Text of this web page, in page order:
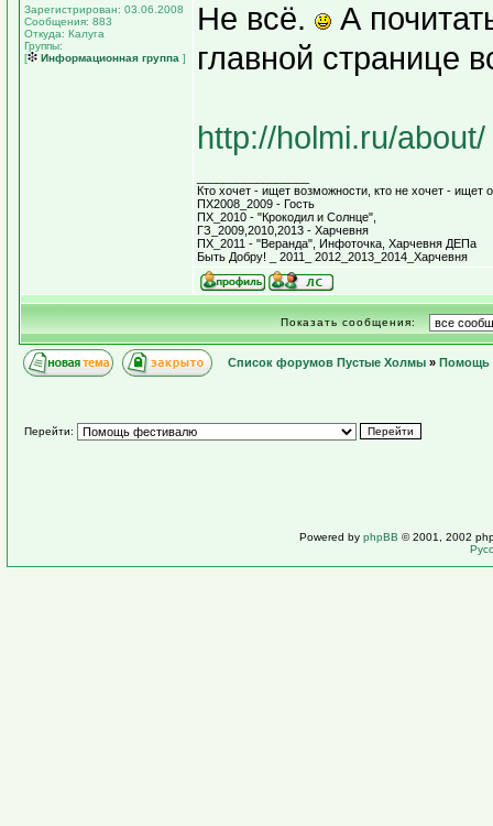
Зарегистрирован: 03.06.2008
Сообщения: 883
Откуда: Калуга
Группы:
[
Информационная группа ]
Не всё.
А
главной странице
http://holmi.ru/about/
Кто хочет - ищет возможности, кто не хочет - ищет
ПХ2008_2009 - Гость
ПХ_2010 - "Крокодил и Солнце",
ГЗ_2009,2010,2013 - Харчевня
ПХ_2011 - "Веранда", Инфоточка, Харчевня ДЕПа
Быть Добру! _ 2011_ 2012_2013_2014_Харчевня
Показать сообщения:
Список форумов Пустые Холмы » Помощь
Перейти:
Powered by phpBB © 2001, 2002